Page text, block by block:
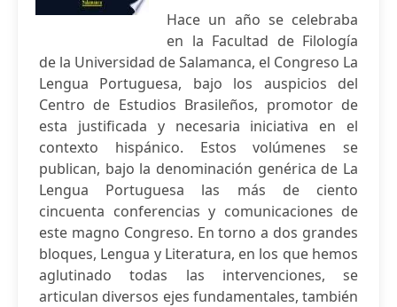
Hace un año se celebraba
en la Facultad de Filología
de la Universidad de Salamanca, el Congreso La
Lengua Portuguesa, bajo los auspicios del
Centro de Estudios Brasileños, promotor de
esta justificada y necesaria iniciativa en el
contexto hispánico. Estos volúmenes se
publican, bajo la denominación genérica de La
Lengua Portuguesa las más de ciento
cincuenta conferencias y comunicaciones de
este magno Congreso. En torno a dos grandes
bloques, Lengua y Literatura, en los que hemos
aglutinado todas las intervenciones, se
articulan diversos ejes fundamentales, también